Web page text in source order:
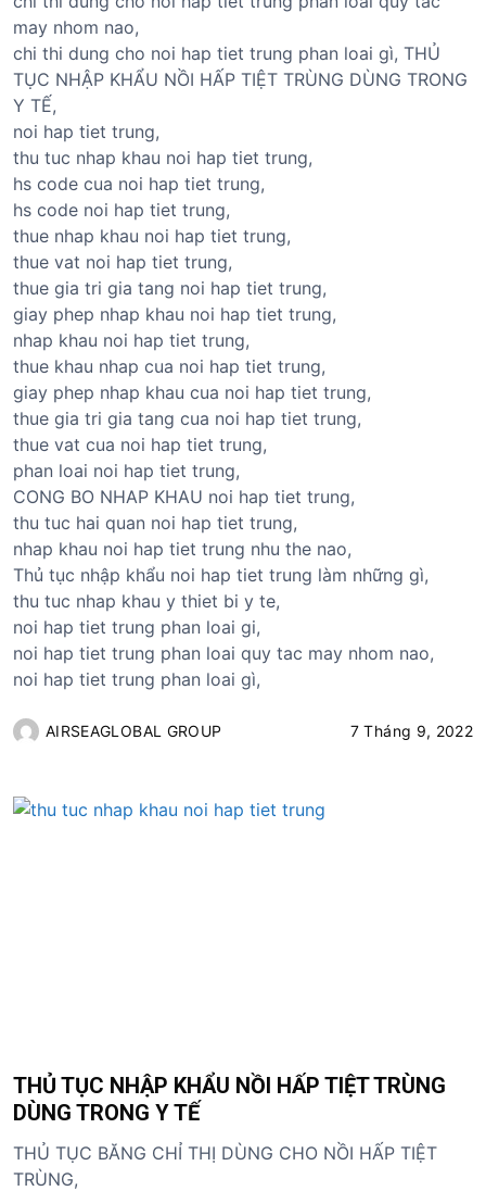
may nhom nao,
chi thi dung cho noi hap tiet trung phan loai gì, THỦ
TỤC NHẬP KHẨU NỒI HẤP TIỆT TRÙNG DÙNG TRONG
Y TẾ,
noi hap tiet trung,
thu tuc nhap khau noi hap tiet trung,
hs code cua noi hap tiet trung,
hs code noi hap tiet trung,
thue nhap khau noi hap tiet trung,
thue vat noi hap tiet trung,
thue gia tri gia tang noi hap tiet trung,
giay phep nhap khau noi hap tiet trung,
nhap khau noi hap tiet trung,
thue khau nhap cua noi hap tiet trung,
giay phep nhap khau cua noi hap tiet trung,
thue gia tri gia tang cua noi hap tiet trung,
thue vat cua noi hap tiet trung,
phan loai noi hap tiet trung,
CONG BO NHAP KHAU noi hap tiet trung,
thu tuc hai quan noi hap tiet trung,
nhap khau noi hap tiet trung nhu the nao,
Thủ tục nhập khẩu noi hap tiet trung làm những gì,
thu tuc nhap khau y thiet bi y te,
noi hap tiet trung phan loai gi,
noi hap tiet trung phan loai quy tac may nhom nao,
noi hap tiet trung phan loai gì,
AIRSEAGLOBAL GROUP 7 Tháng 9, 2022
THỦ TỤC NHẬP KHẨU NỒI HẤP TIỆT TRÙNG
DÙNG TRONG Y TẾ
THỦ TỤC BĂNG CHỈ THỊ DÙNG CHO NỒI HẤP TIỆT
TRÙNG,